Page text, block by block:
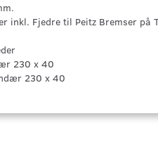
inkl. Fjedre til Peitz Bremser på
230 x 40
230 x 40